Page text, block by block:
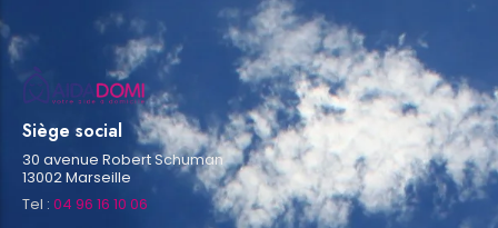
Siège social
30 avenue Robert Schuman
13002 Marseille
Tel : 04 96 16 10 06